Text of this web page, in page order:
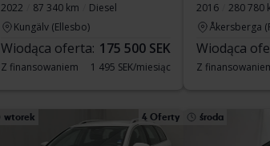
2022
87 340 km
Diesel
Kungälv (Ellesbo)
Wiodąca oferta: 175 500 SEK
Z finansowaniem 1 495 SEK/miesiąc
2016
280 780
Åkersberga
Wiodąca
Z
wtorek 4 Oferty środa